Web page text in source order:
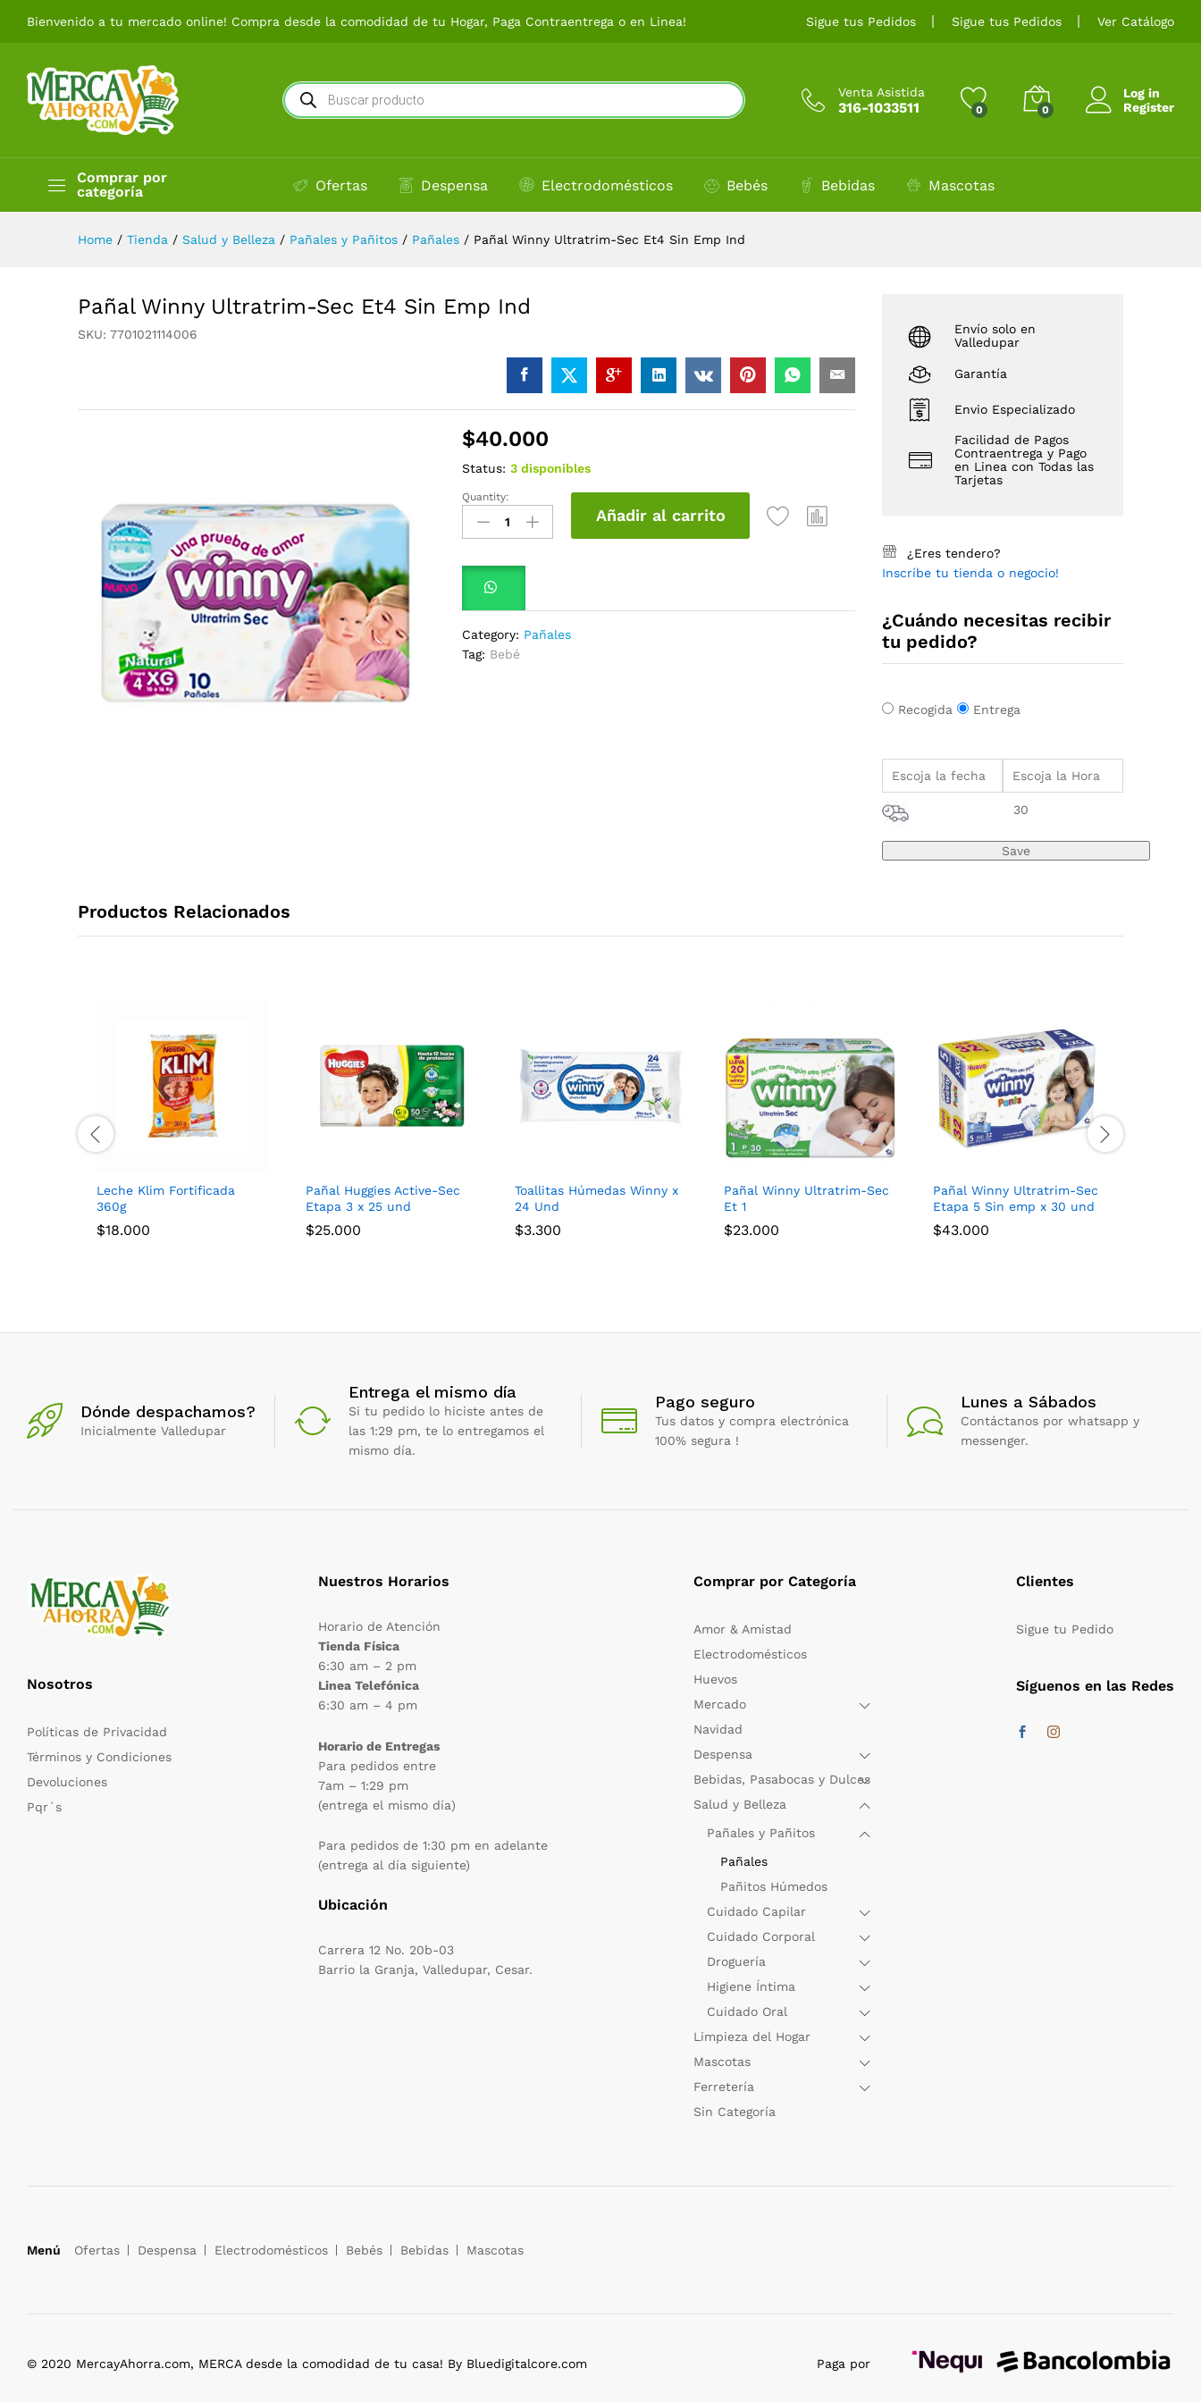
Bienvenido a tu mercado online! Compra desde la comodidad de tu Hogar, Paga Contraentrega o en Linea! Sigue tus Pedidos Sigue tus Pedidos Ver Catálogo
Búsqueda
de
productos
Venta Asistida
316-1033511 0 0
Log in
Register
Comprar por
categoría
Ofertas Despensa Electrodomésticos Bebés Bebidas Mascotas
Home / Tienda / Salud y Belleza / Pañales y Pañitos / Pañales / Pañal Winny Ultratrim-Sec Et4 Sin Emp Ind
Pañal Winny Ultratrim-Sec Et4 Sin Emp Ind
SKU: 7701021114006
$40.000
Status: 3 disponibles
Pañal
Winny
Ultratrim-
Ind
quantity
Quantity:
Añadir al carrito
Category: Pañales
Tag: Bebé
Envío solo en
Valledupar
Garantía
Envio Especializado
Facilidad de Pagos
Contraentrega y Pago
en Linea con Todas las
Tarjetas
¿Eres tendero?
Inscríbe tu tienda o negocio!
¿Cuándo necesitas recibir
tu pedido?
Recogida Entrega
30
Productos Relacionados
Leche Klim Fortificada
360g
$18.000
Pañal Huggies Active-Sec
Etapa 3 x 25 und
$25.000
Toallitas Húmedas Winny x
24 Und
$3.300
Pañal Winny Ultratrim-Sec
Et 1
$23.000
Pañal Winny Ultratrim-Sec
Etapa 5 Sin emp x 30 und
$43.000
Dónde despachamos?
Inicialmente Valledupar
Entrega el mismo día
Si tu pedido lo hiciste antes de
las 1:29 pm, te lo entregamos el
mismo día.
Pago seguro
Tus datos y compra electrónica
100% segura !
Lunes a Sábados
Contáctanos por whatsapp y
messenger.
Nosotros
Políticas de Privacidad
Términos y Condiciones
Devoluciones
Pqr´s
Nuestros Horarios
Horario de Atención
Tienda Física
6:30 am – 2 pm
Linea Telefónica
6:30 am – 4 pm
Horario de Entregas
Para pedidos entre
7am – 1:29 pm
(entrega el mismo día)
Para pedidos de 1:30 pm en adelante
(entrega al día siguiente)
Ubicación
Carrera 12 No. 20b-03
Barrio la Granja, Valledupar, Cesar.
Comprar por Categoría
Amor & Amistad
Electrodomésticos
Huevos
Mercado
Navidad
Despensa
Bebidas, Pasabocas y Dulces
Salud y Belleza
Pañales y Pañitos
Pañales
Pañitos Húmedos
Cuidado Capilar
Cuidado Corporal
Droguería
Higiene Íntima
Cuidado Oral
Limpieza del Hogar
Mascotas
Ferretería
Sin Categoría
Clientes
Sigue tu Pedido
Síguenos en las Redes
Menú Ofertas Despensa Electrodomésticos Bebés Bebidas Mascotas
© 2020 MercayAhorra.com, MERCA desde la comodidad de tu casa! By Bluedigitalcore.com Paga por
Pañal Winny Ultratrim-Sec Et4 Sin Emp Ind $40.000 Añadir al carrito